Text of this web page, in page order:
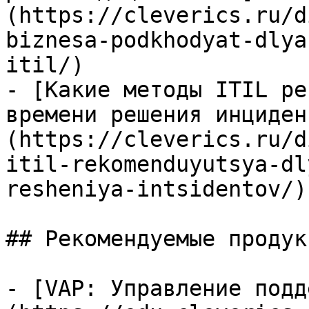
(https://cleverics.ru/
biznesa-podkhodyat-
itil/)
- [Какие методы ITIL
времени решения
(https://cleverics.ru/
itil-rekomenduyutsya-
resheniya-intsidentov/)
## Рекомендуемые
- [VAP: Управление